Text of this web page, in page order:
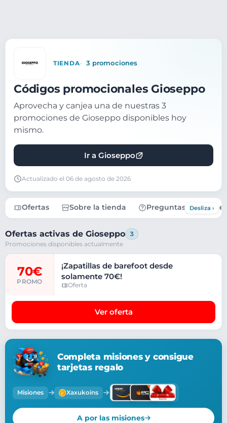
TIENDA 3 promociones
Códigos promocionales Gioseppo
Aprovecha y canjea una de nuestras 3
promociones de Gioseppo disponibles hoy
mismo.
Ir a Gioseppo
Actualizado el 06 de agosto de 2026
Ofertas Sobre la tienda Preguntas frecuentes
Ofertas activas de Gioseppo
3
Promociones disponibles actualmente
70€
PROMO
¡Zapatillas de barefoot desde
solamente 70€!
Oferta
Ver oferta
Completa misiones y consigue
tarjetas regalo
Misiones Xaxukoins
A por las misiones